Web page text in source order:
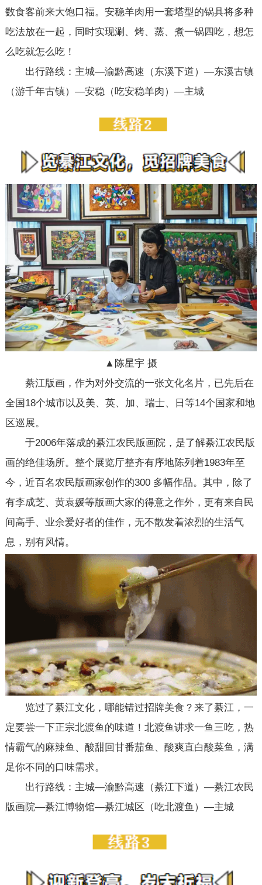
数食客前来大饱口福。安稳羊肉用一套塔型的锅具将多种
吃法放在一起，同时实现涮、烤、蒸、煮一锅四吃，想怎
么吃就怎么吃！
出行路线：主城—渝黔高速（东溪下道）—东溪古镇
（游千年古镇）—安稳（吃安稳羊肉）—主城
▲陈星宇 摄
綦江版画，作为对外交流的一张文化名片，已先后在
全国18个城市以及美、英、加、瑞士、日等14个国家和地
区巡展。
于2006年落成的綦江农民版画院，是了解綦江农民版
画的绝佳场所。整个展览厅整齐有序地陈列着1983年至
今，近百名农民版画家创作的300 多幅作品。其中，除了
有李成芝、黄袁媛等版画大家的得意之作外，更有来自民
间高手、业余爱好者的佳作，无不散发着浓烈的生活气
息，别有风情。
览过了綦江文化，哪能错过招牌美食？来了綦江，一
定要尝一下正宗北渡鱼的味道！北渡鱼讲求一鱼三吃，热
情霸气的麻辣鱼、酸甜回甘番茄鱼、酸爽直白酸菜鱼，满
足你不同的口味需求。
出行路线：主城—渝黔高速（綦江下道）—綦江农民
版画院—綦江博物馆—綦江城区（吃北渡鱼）—主城